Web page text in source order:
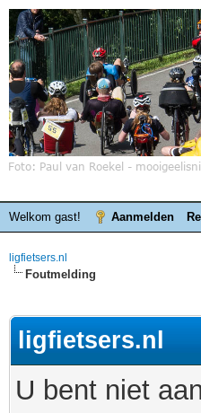
Welkom gast! Aanmelden
ligfietsers.nl
Foutmelding
ligfietsers.nl
U bent niet